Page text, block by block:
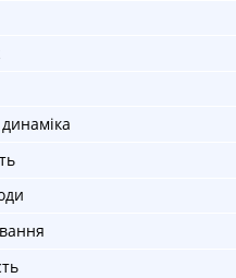
динаміка